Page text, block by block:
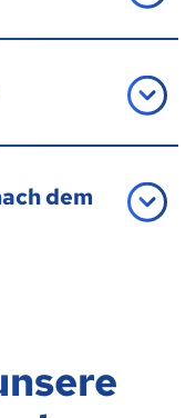
dem